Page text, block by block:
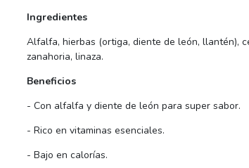
Ingredientes
Alfalfa, hierbas (ortiga, diente de león, llantén),
zanahoria, linaza.
Beneficios
- Con alfalfa y diente de león para super sabor.
- Rico en vitaminas esenciales.
- Bajo en calorías.